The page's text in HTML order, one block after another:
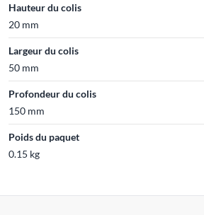
Hauteur du colis
20 mm
Largeur du colis
50 mm
Profondeur du colis
150 mm
Poids du paquet
0.15 kg